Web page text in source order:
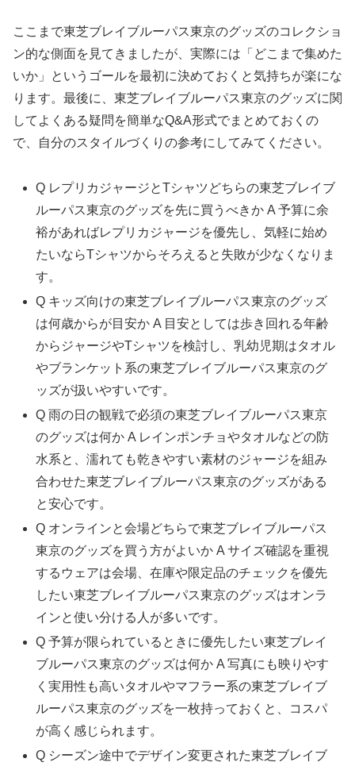
ここまで東芝ブレイブルーパス東京のグッズのコレクショ
ン的な側面を見てきましたが、実際には「どこまで集めた
いか」というゴールを最初に決めておくと気持ちが楽にな
ります。最後に、東芝ブレイブルーパス東京のグッズに関
してよくある疑問を簡単なQ&A形式でまとめておくの
で、自分のスタイルづくりの参考にしてみてください。
Q レプリカジャージとTシャツどちらの東芝ブレイブ
ルーパス東京のグッズを先に買うべきか A 予算に余
裕があればレプリカジャージを優先し、気軽に始め
たいならTシャツからそろえると失敗が少なくなりま
す。
Q キッズ向けの東芝ブレイブルーパス東京のグッズ
は何歳からが目安か A 目安としては歩き回れる年齢
からジャージやTシャツを検討し、乳幼児期はタオル
やブランケット系の東芝ブレイブルーパス東京のグ
ッズが扱いやすいです。
Q 雨の日の観戦で必須の東芝ブレイブルーパス東京
のグッズは何か A レインポンチョやタオルなどの防
水系と、濡れても乾きやすい素材のジャージを組み
合わせた東芝ブレイブルーパス東京のグッズがある
と安心です。
Q オンラインと会場どちらで東芝ブレイブルーパス
東京のグッズを買う方がよいか A サイズ確認を重視
するウェアは会場、在庫や限定品のチェックを優先
したい東芝ブレイブルーパス東京のグッズはオンラ
インと使い分ける人が多いです。
Q 予算が限られているときに優先したい東芝ブレイ
ブルーパス東京のグッズは何か A 写真にも映りやす
く実用性も高いタオルやマフラー系の東芝ブレイブ
ルーパス東京のグッズを一枚持っておくと、コスパ
が高く感じられます。
Q シーズン途中でデザイン変更された東芝ブレイブ